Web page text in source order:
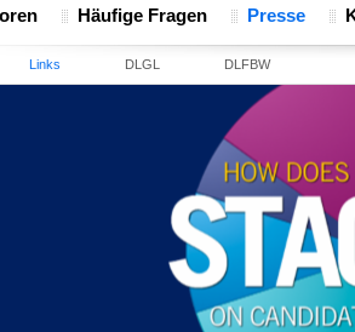
Häufige Fragen Presse
Links DLGL DLFBW